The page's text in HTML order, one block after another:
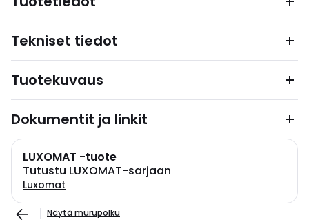
Tekniset tiedot
Tuotekuvaus
Dokumentit ja linkit
LUXOMAT -tuote
Tutustu LUXOMAT-sarjaan
Luxomat
Näytä murupolku